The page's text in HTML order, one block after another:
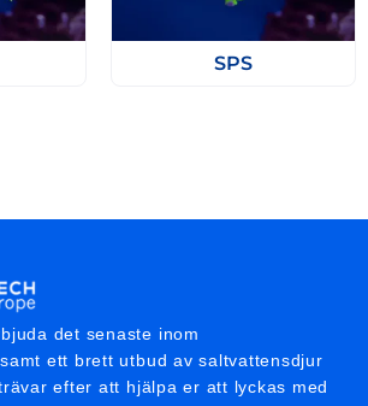
SPS
det senaste inom
ett brett utbud av saltvattensdjur
efter att hjälpa er att lyckas med